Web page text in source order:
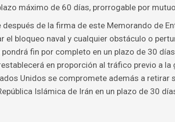
máximo de 60 días, prorrogable por
de la firma de este Memorando de
el bloqueo naval y cualquier obstáculo o
fin por completo en un plazo de 30
en proporción al tráfico previo a la
Unidos se compromete además a retirar
Islámica de Irán en un plazo de 30